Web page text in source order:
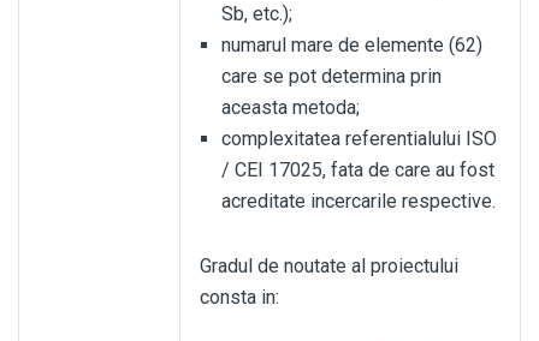
Sb, etc.);
numarul mare de elemente (62)
care se pot determina prin
aceasta metoda;
complexitatea referentialului ISO
/ CEI 17025, fata de care au fost
acreditate incercarile respective.
Gradul de noutate al proiectului
consta in: